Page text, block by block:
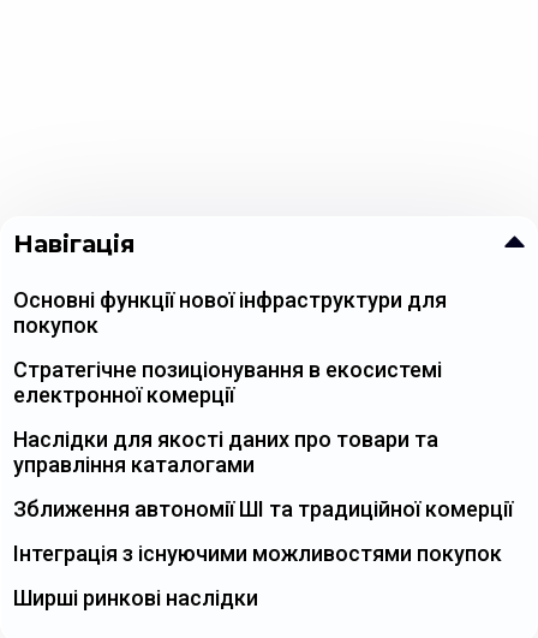
Навігація
Основні функції нової інфраструктури для
покупок
Стратегічне позиціонування в екосистемі
електронної комерції
Наслідки для якості даних про товари та
управління каталогами
Зближення автономії ШІ та традиційної комерції
Інтеграція з існуючими можливостями покупок
Ширші ринкові наслідки